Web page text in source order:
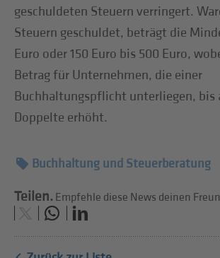
geschuldeten Steuern verringert.
Steuern geschuldet, beträgt die
Euro oder 150 Euro bis 500 Euro,
Betrag für Unternehmen, die einer
Buchhaltungspflicht unterliegen, bis
Doppelte erhöht.
Buchhaltung und Steuerberatung
Teilen. Empfehle diese News deinen